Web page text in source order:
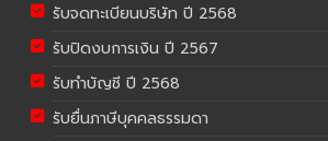
รับจดทะเบียนบริษัท ปี 2568
รับปิดงบการเงิน ปี 2567
รับทำบัญชี ปี 2568
รับยื่นภาษีบุคคลธรรมดา